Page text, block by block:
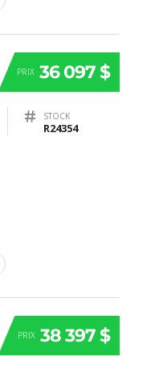
PRIX 36 097 $
STOCK
R24354
PRIX 38 397 $